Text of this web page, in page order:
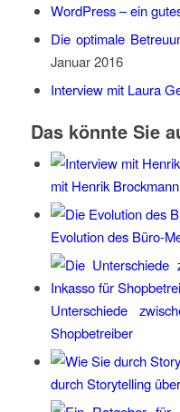
WordPress – ein
Die optimale
Januar 2016
Interview mit Laura
Das könnte Sie
mit Henrik Brockmann
Evolution des Büro-
Unterschiede
Shopbetreiber
durch Storytelling